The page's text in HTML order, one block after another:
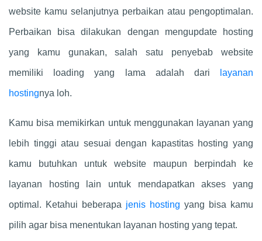
website kamu selanjutnya perbaikan atau pengoptimalan.
Perbaikan bisa dilakukan dengan mengupdate hosting
yang kamu gunakan, salah satu penyebab website
memiliki loading yang lama adalah dari layanan
hostingnya loh.
Kamu bisa memikirkan untuk menggunakan layanan yang
lebih tinggi atau sesuai dengan kapastitas hosting yang
kamu butuhkan untuk website maupun berpindah ke
layanan hosting lain untuk mendapatkan akses yang
optimal. Ketahui beberapa jenis hosting yang bisa kamu
pilih agar bisa menentukan layanan hosting yang tepat.